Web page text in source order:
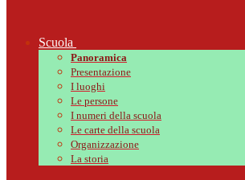
Scuola
Panoramica
Presentazione
I luoghi
Le persone
I numeri della scuola
Le carte della scuola
Organizzazione
La storia